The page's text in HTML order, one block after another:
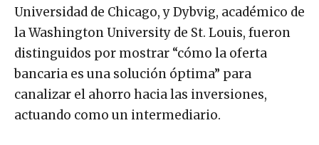
Universidad de Chicago, y Dybvig, académico de
la Washington University de St. Louis, fueron
distinguidos por mostrar “cómo la oferta
bancaria es una solución óptima” para
canalizar el ahorro hacia las inversiones,
actuando como un intermediario.